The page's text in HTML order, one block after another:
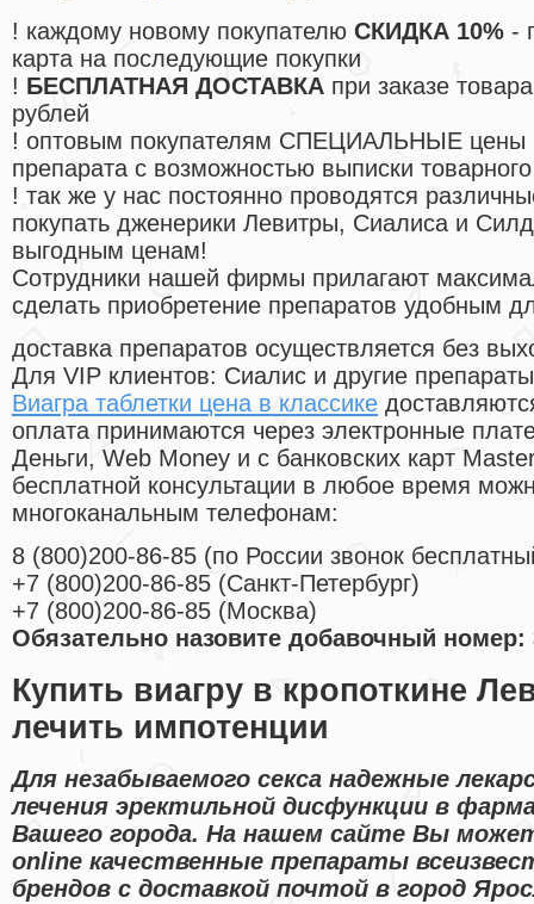
! каждому новому покупателю СКИДКА 10% -
карта на последующие покупки
! БЕСПЛАТНАЯ ДОСТАВКА при заказе
рублей
! оптовым покупателям СПЕЦИАЛЬНЫЕ цены
препарата с возможностью выписки
! так же у нас постоянно проводятся
покупать дженерики Левитры, Сиалиса и
выгодным ценам!
Cотрудники нашей фирмы прилагают
сделать приобретение препаратов удобным
доставка препаратов осуществляется без
Для VIP клиентов: Сиалис и другие
Виагра таблетки цена в классике
оплата принимаются через электронные
Деньги, Web Money и с банковских карт
бесплатной консультации в любое время
многоканальным телефонам:
8 (800)200-86-85 (по России звонок
+7 (800)200-86-85 (Санкт-Петербург)
+7 (800)200-86-85 (Москва)
Обязательно назовите добавочный номер:
Купить виагру в кропоткине
лечить импотенции
Для незабываемого секса надежные
лечения эректильной дисфункции в
Вашего города. На нашем сайте Вы
online качественные препараты
брендов с доставкой почтой в город